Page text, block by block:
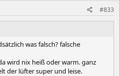
#833
was falsch? falsche
wird nix heiß oder warm. ganz
der lüfter super und leise.